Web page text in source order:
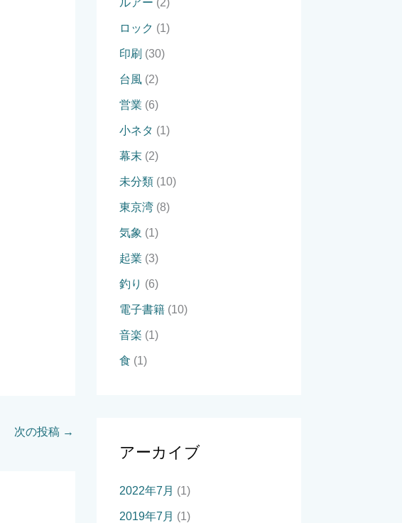
次の投稿 →
ルアー (2)
ロック (1)
印刷 (30)
台風 (2)
営業 (6)
小ネタ (1)
幕末 (2)
未分類 (10)
東京湾 (8)
気象 (1)
起業 (3)
釣り (6)
電子書籍 (10)
音楽 (1)
食 (1)
アーカイブ
2022年7月 (1)
2019年7月 (1)